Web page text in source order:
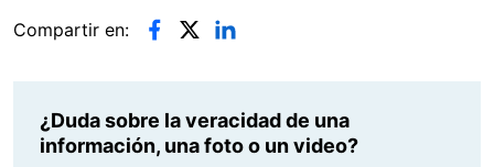
Compartir en:
¿Duda sobre la veracidad de una
información, una foto o un video?